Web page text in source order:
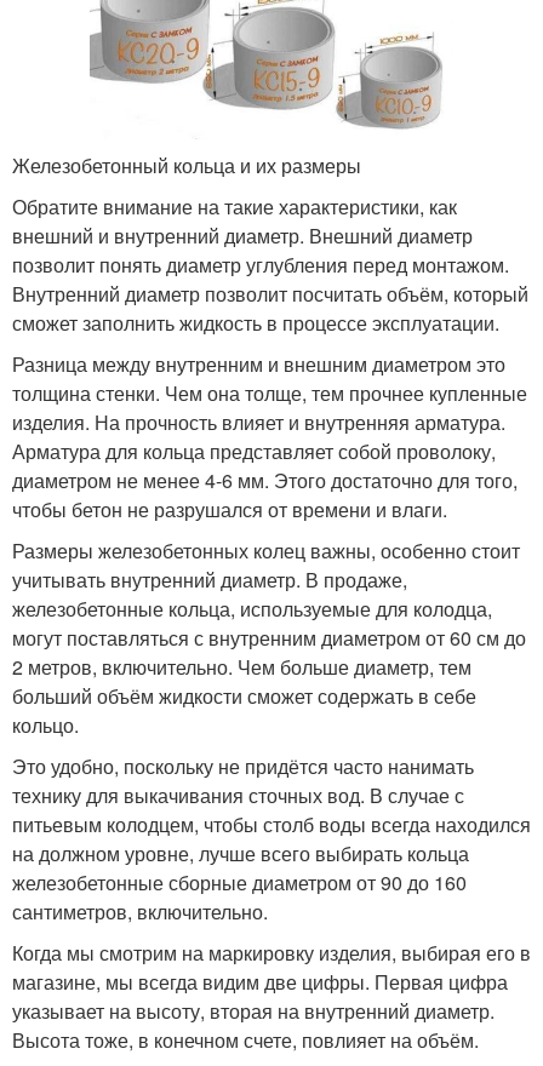
Железобетонный кольца и их размеры
Обратите внимание на такие характеристики, как
внешний и внутренний диаметр. Внешний диаметр
позволит понять диаметр углубления перед монтажом.
Внутренний диаметр позволит посчитать объём, который
сможет заполнить жидкость в процессе эксплуатации.
Разница между внутренним и внешним диаметром это
толщина стенки. Чем она толще, тем прочнее купленные
изделия. На прочность влияет и внутренняя арматура.
Арматура для кольца представляет собой проволоку,
диаметром не менее 4-6 мм. Этого достаточно для того,
чтобы бетон не разрушался от времени и влаги.
Размеры железобетонных колец важны, особенно стоит
учитывать внутренний диаметр. В продаже,
железобетонные кольца, используемые для колодца,
могут поставляться с внутренним диаметром от 60 см до
2 метров, включительно. Чем больше диаметр, тем
больший объём жидкости сможет содержать в себе
кольцо.
Это удобно, поскольку не придётся часто нанимать
технику для выкачивания сточных вод. В случае с
питьевым колодцем, чтобы столб воды всегда находился
на должном уровне, лучше всего выбирать кольца
железобетонные сборные диаметром от 90 до 160
сантиметров, включительно.
Когда мы смотрим на маркировку изделия, выбирая его в
магазине, мы всегда видим две цифры. Первая цифра
указывает на высоту, вторая на внутренний диаметр.
Высота тоже, в конечном счете, повлияет на объём.